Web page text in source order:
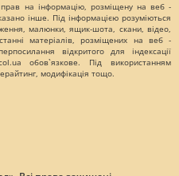
на інформацію, розміщену на веб -
інше. Під інформацією розуміються
малюнки, ящик-шота, скани, відео,
матеріалів, розміщених на веб -
відкритого для індексації
обов`язкове. Під використанням
модифікація тощо.